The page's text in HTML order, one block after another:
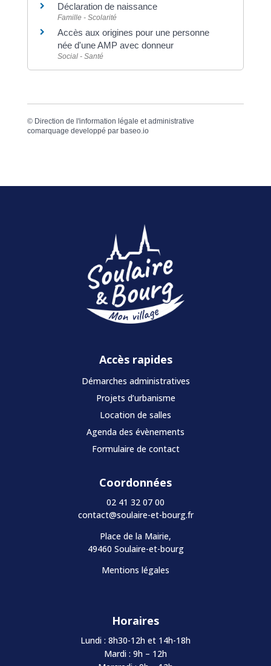
Déclaration de naissance
Famille - Scolarité
Accès aux origines pour une personne
née d'une AMP avec donneur
Social - Santé
© Direction de l'information légale et administrative
comarquage developpé par baseo.io
Accès rapides
Démarches administratives
Projets d’urbanisme
Location de salles
Agenda des évènements
Formulaire de contact
Coordonnées
02 41 32 07 00
contact@soulaire-et-bourg.fr
Place de la Mairie,
49460 Soulaire-et-bourg
Mentions légales
Horaires
Lundi : 8h30-12h et 14h-18h
Mardi : 9h – 12h